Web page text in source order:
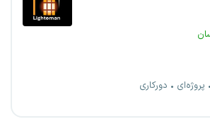
پروژه‌ای دورکاری